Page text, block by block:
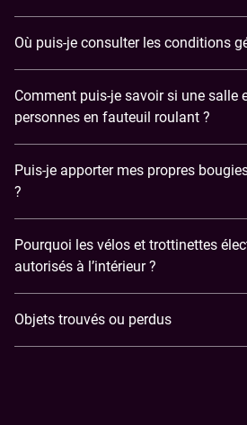
Où puis-je consulter les conditions
Comment puis-je savoir si une salle
personnes en fauteuil roulant ?
Puis-je apporter mes propres
?
Pourquoi les vélos et trottinettes
autorisés à l’intérieur ?
Objets trouvés ou perdus